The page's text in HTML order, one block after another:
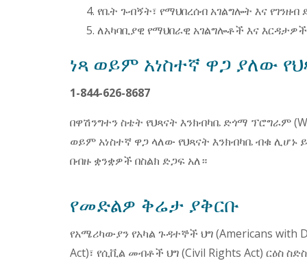
የቤት ጉብኝት፣ የማህበረሰብ አገልግሎት እና የገንዘብ
ለአካባቢያዊ የማህበራዊ አገልግሎቶች እና
ነጻ ወይም አነስተኛ ዋጋ ያለው
1-844-626-8687
በዋሽንግተን ስቴት የህጻናት እንክብካቤ ድጎማ ፕሮግራም
ወይም አነስተኛ ዋጋ ላለው የህጻናት እንክብካቤ ብቁ
በብዙ ቋንቋዎች በስልክ ድጋፍ አለ።
የመድልዎ ቅሬታ ያቅርቡ
የአሜሪካውያን የአካል ጉዳተኞች ህግ (Americans with
Act)፣ የሲቪል መብቶች ህግ (Civil Rights Act) ርዕስ